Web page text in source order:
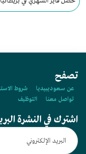
تصفح
عن سعوديبيديا شروط
تواصل معنا
التوظيف
اشترك في النشرة